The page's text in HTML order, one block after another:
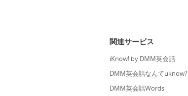
関連サービス
iKnow! by DMM英会話
DMM英会話なんてuknow?
DMM英会話Words